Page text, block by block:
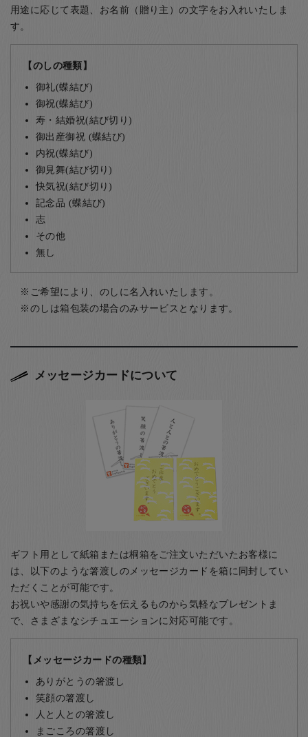
用途に応じて表題、お名前（贈り主）の文字をお入れいたしま
す。
【のしの種類】
御礼(蝶結び)
御祝(蝶結び)
寿・結婚祝(結び切り)
御出産御祝 (蝶結び)
内祝(蝶結び)
御見舞(結び切り)
快気祝(結び切り)
記念品 (蝶結び)
志
その他
無し
ご希望により、のしに名入れいたします。
のしは箱包装の場合のみサービスとなります。
メッセージカードについて
ギフト用として紙箱または桐箱をご注文いただいたお客様に
は、以下のような箸渡しのメッセージカードを箱に同封してい
ただくことが可能です。
お祝いや感謝の気持ちを伝えるものから気軽なプレゼントま
で、さまざまなシチュエーションに対応可能です。
【メッセージカードの種類】
ありがとうの箸渡し
笑顔の箸渡し
人と人との箸渡し
まごころの箸渡し